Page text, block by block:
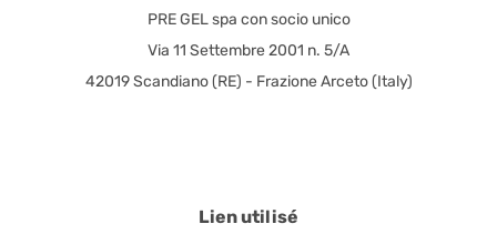
PRE GEL spa con socio unico
Via 11 Settembre 2001 n. 5/A
42019 Scandiano (RE) - Frazione Arceto (Italy)
Lien utilisé